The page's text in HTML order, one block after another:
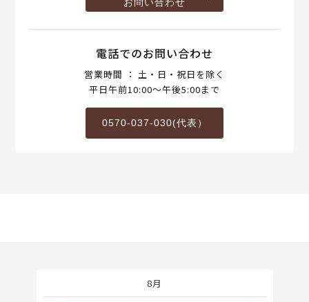
電話でのお問い合わせ
営業時間 ： 土・日・祝日を除く
平日午前10:00～午後5:00まで
0570-037-030(代表）
8月